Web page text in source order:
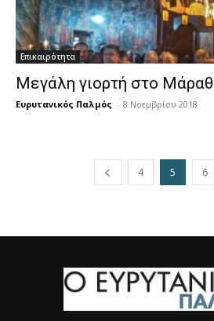
Επικαιρότητα
Μεγάλη γιορτή στο
Ευρυτανικός Παλμός - 8 Νοεμβρίου 2018
4 5 6